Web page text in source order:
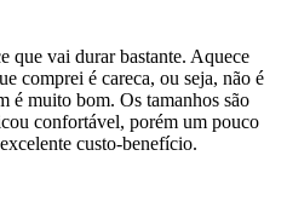
que vai durar bastante. Aquece
comprei é careca, ou seja, não é
é muito bom. Os tamanhos são
confortável, porém um pouco
custo-benefício.